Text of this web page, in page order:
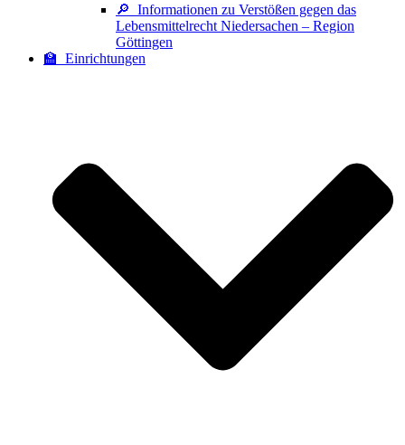
🔎 Informationen zu Verstößen gegen das
Lebensmittelrecht Niedersachen – Region
Göttingen
🏫 Einrichtungen